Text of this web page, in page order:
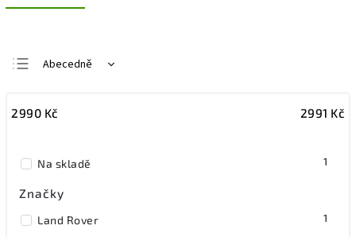
Abecedně
Nejdražší
2990 Kč 2991 Kč
Na skladě 1
Značky
Land Rover 1